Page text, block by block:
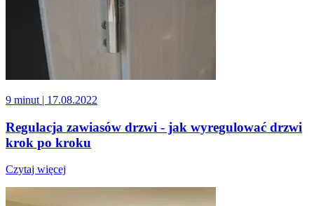
9 minut | 17.08.2022
Regulacja zawiasów drzwi - jak wyregulować drzwi
krok po kroku
Czytaj więcej